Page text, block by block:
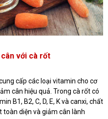
với cà rốt
cấp các loại vitamin cho cơ
cân hiệu quả. Trong cà rốt có
B1, B2, C, D, E, K và canxi, chất
toàn diện và giảm cân lành